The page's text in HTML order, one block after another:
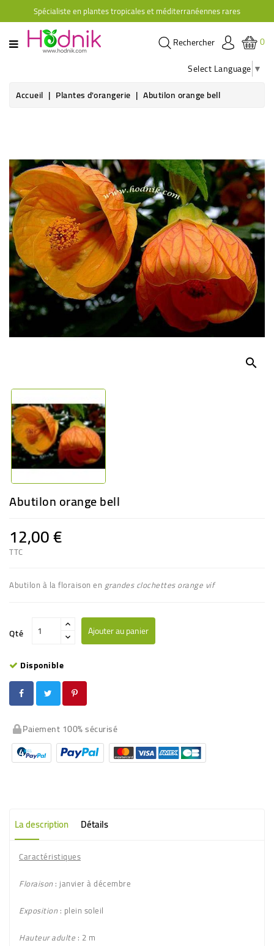
Spécialiste en plantes tropicales et méditerranéennes rares
CATÉGORIE
PLANTES
GRIMPANTES
BRUGMANSIAS
PLANTES
RUSTIQUES
PLANTES
RETOMBANTES
CACTÉES
PLANTES
GRASSES
BEGONIAS
ENGRAIS
OFFRES
SPÉCIALES
PLANTES
PARFUMÉES
0
Rechercher
Select Language ▼
Accueil
Plantes d'orangerie Abutilon orange bell
search
Abutilon orange bell
12,00 €
TTC
Abutilon à la floraison en grandes clochettesorange vif
Qté Ajouter au panier
Disponible
Paiement 100% sécurisé
La description Détails
Caractéristiques
Floraison: janvier à décembre
Exposition: plein soleil
Hauteur adulte : 2 m